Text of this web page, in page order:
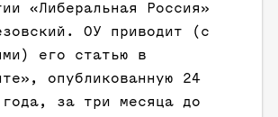
«Либеральная Россия»
ОУ приводит (с
его статью в
опубликованную 24
за три месяца до